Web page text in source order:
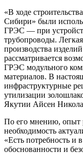
«В ходе
Сибири» были
ГРЭС — при
трубопроводы.
производства
рассматривается
ГРЭС модульного
материалов. В
инфраструктурные
утилизации
Якутии Айсен
По его мнению, опыт
необходимость
«Есть потребность и
обоснованности и